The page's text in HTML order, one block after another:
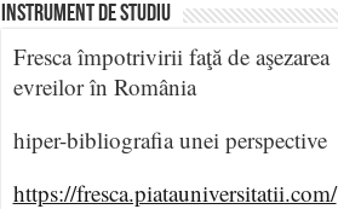
INSTRUMENT DE STUDIU
Fresca împotrivirii faţă de aşezarea
evreilor în România
hiper-bibliografia unei perspective
https://fresca.piatauniversitatii.com/